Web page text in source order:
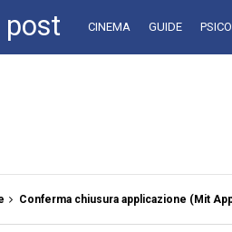
post CINEMA GUIDE
Conferma chiusura applicazione (Mit